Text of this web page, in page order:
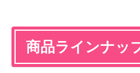
商品ラインナッ